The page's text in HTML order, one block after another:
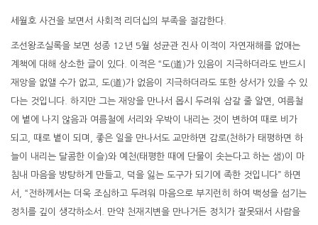
세월호 사건을 보면서 사회적 리더십의 부족을 절감한다.
조선왕조실록을 보면 성종 12년 5월 성균관 진사 이적이 자연재해를 없애는
계책에 대해 상소한 글이 있다. 이적은 “도(道)가 있음이 지극하더라도 반드시
재앙을 없앨 수가 없고, 도(道)가 없음이 지극하더라도 또한 상서가 있을 수 있
다는 것입니다. 하지만 그는 재앙을 만나서 몹시 두려워 삼갈 줄 알면, 여름철
에 볕에 나지 않음과 여름철에 서리와 우박이 내리는 것이 변하여 때로 비가
되고, 때로 볕이 되며, 좋은 일을 만나서도 교만하면 감로(천하가 태평하면 하
늘이 내리는 달콤한 이슬)와 예천(태평한 때에 단물이 솟는다고 하는 샘)이 마
침내 마음을 방탕하게 만들고, 덕을 잃는 도구가 되기에 족한 것입니다” 하면
서, “전하께서는 더욱 조심하고 두려워 마음으로 부지런히 하여 백성을 섬기는
정치를 깊이 생각하소서. 만약 천재지변을 만나거든 정치가 잘못돼서 사람을